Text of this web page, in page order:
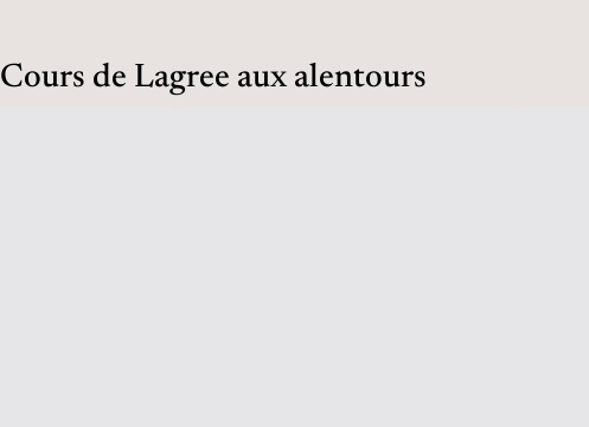
Cours de Lagree aux alentours